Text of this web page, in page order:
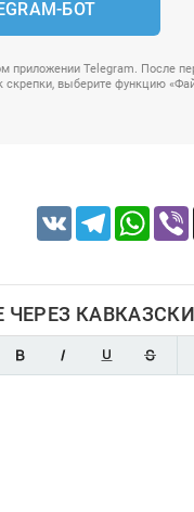
БОТ
приложении Telegram. После
выберите функцию
VK Telegram